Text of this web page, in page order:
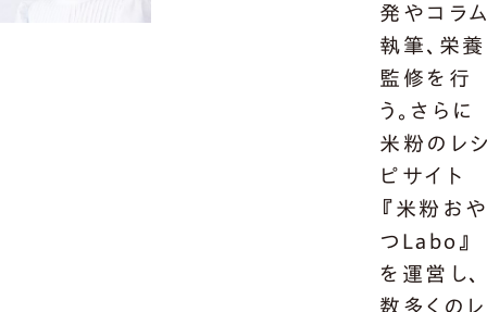
発やコラム
執筆、栄養
監修を行
う。さらに
米粉のレシ
ピサイト
『米粉おや
つLabo』
を運営し、
数多くのレ